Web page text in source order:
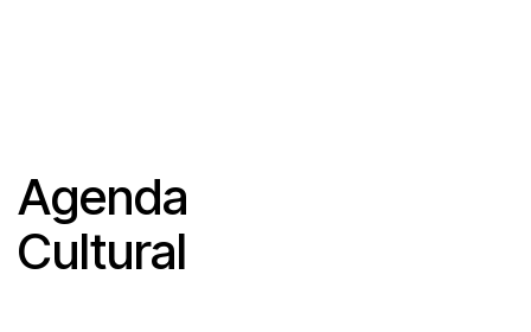
Agenda
Cultural